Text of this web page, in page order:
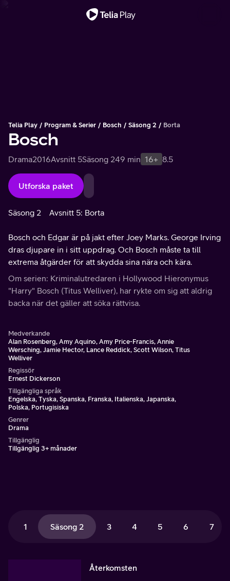
Telia Play Program & Serier Bosch Säsong 2 Borta
Bosch
Drama2016Avsnitt 5Säsong 249 min 16+ 8.5
Utforska paket
Säsong 2 Avsnitt 5: Borta
Bosch och Edgar är på jakt efter Joey Marks. George Irving
dras djupare in i sitt uppdrag. Och Bosch måste ta till
extrema åtgärder för att skydda sina nära och kära.
Om serien: Kriminalutredaren i Hollywood Hieronymus
"Harry" Bosch (Titus Welliver), har rykte om sig att aldrig
backa när det gäller att söka rättvisa.
Medverkande
Alan Rosenberg, Amy Aquino, Amy Price-Francis, Annie
Wersching, Jamie Hector, Lance Reddick, Scott Wilson, Titus
Welliver
Regissör
Ernest Dickerson
Tillgängliga språk
Engelska, Tyska, Spanska, Franska, Italienska, Japanska,
Polska, Portugisiska
Genrer
Drama
Tillgänglig
Tillgänglig 3+ månader
1 Säsong 2 3 4 5 6 7
Återkomsten